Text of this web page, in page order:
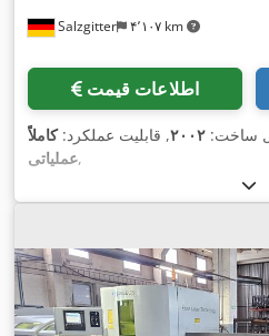
Salzgitter ۴٬۱۰۷ km
اطلاعات قیمت
ساخت: ۲۰۰۲, قابلیت عملکرد:کاملاً
عملیاتی,